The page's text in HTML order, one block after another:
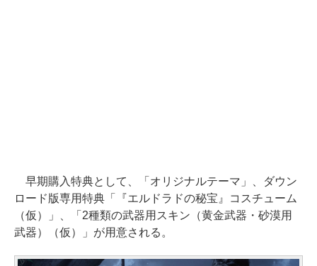
早期購入特典として、「オリジナルテーマ」、ダウン
ロード版専用特典「『エルドラドの秘宝』コスチューム
（仮）」、「2種類の武器用スキン（黄金武器・砂漠用
武器）（仮）」が用意される。